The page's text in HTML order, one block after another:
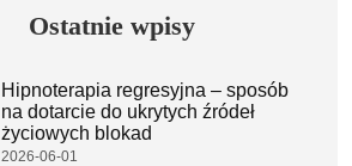
Ostatnie wpisy
Hipnoterapia regresyjna – sposób
na dotarcie do ukrytych źródeł
życiowych blokad
2026-06-01